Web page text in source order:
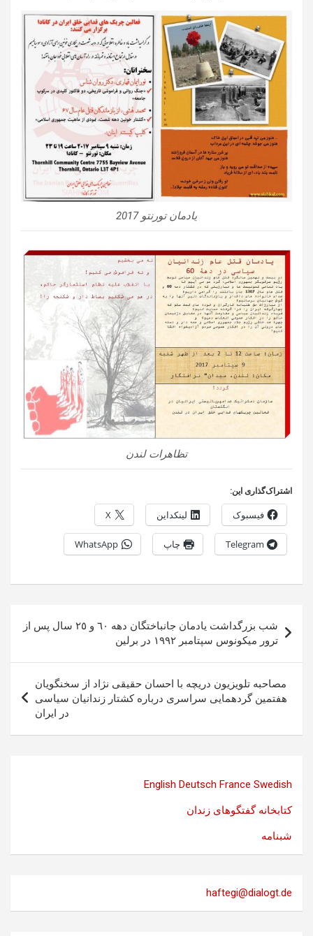
یادمان تورنتو 2017
تظاهرات لندن
اشتراک‌گذاری این:
فیسبوک لینکداین X
Telegram چاپ WhatsApp
نوشته
شب بزرگداشت یادمان جانباختگان دهه ٦٠ و ٢٥ سال پس از
ترور میکونوس سپتامبر ١٩٩٢ در برلین
مصاحبه تلویزیون دریچه با احسان حقیقی نژاد از سخنگویان
هفتمین گردهمایی سراسری درباره کشتار زندانیان سیاسی
در ایران
English Deutsch France Swedish
کتابخانه گفتگوهای زندان
شبنامه
haftegi@dialogt.de